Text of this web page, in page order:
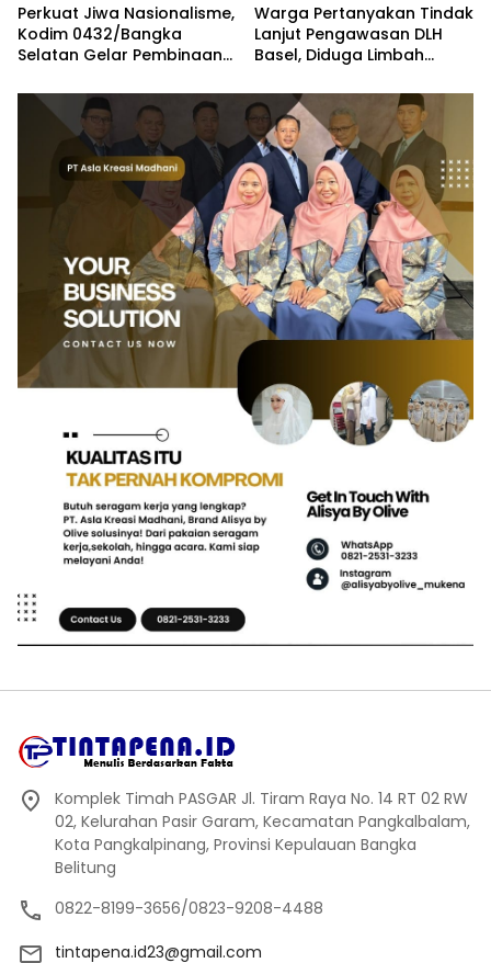
Perkuat Jiwa Nasionalisme,
Kodim 0432/Bangka
Selatan Gelar Pembinaan
Warga Pertanyakan Tindak
Lanjut Pengawasan DLH
Basel, Diduga Limbah
Cemari Sungai Desa Pasir
Putih
Komplek Timah PASGAR Jl. Tiram Raya No. 14 RT 02 RW
02, Kelurahan Pasir Garam, Kecamatan Pangkalbalam,
Kota Pangkalpinang, Provinsi Kepulauan Bangka
Belitung
0822-8199-3656/0823-9208-4488
tintapena.id23@gmail.com